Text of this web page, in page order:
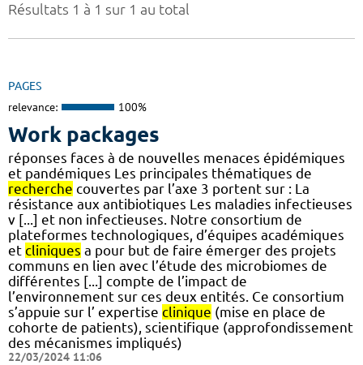
Résultats 1 à 1 sur 1 au total
PAGES
relevance: 100%
Work packages
réponses faces à de nouvelles menaces épidémiques
et pandémiques Les principales thématiques de
recherche couvertes par l’axe 3 portent sur : La
résistance aux antibiotiques Les maladies infectieuses
v [...] et non infectieuses. Notre consortium de
plateformes technologiques, d’équipes académiques
et cliniques a pour but de faire émerger des projets
communs en lien avec l’étude des microbiomes de
différentes [...] compte de l’impact de
l’environnement sur ces deux entités. Ce consortium
s’appuie sur l’ expertise clinique (mise en place de
cohorte de patients), scientifique (approfondissement
des mécanismes impliqués)
22/03/2024 11:06